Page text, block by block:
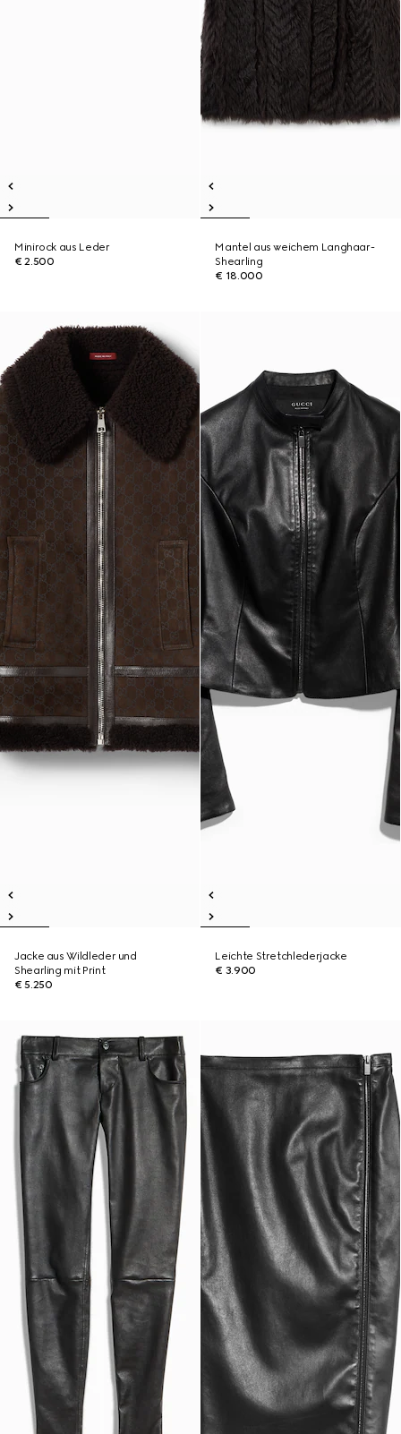
Minirock aus Leder
€ 2.500
Mantel aus weichem Langhaar-
Shearling
€ 18.000
Jacke aus Wildleder und
Shearling mit Print
€ 5.250
Leichte Stretchlederjacke
€ 3.900